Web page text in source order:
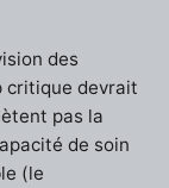
des
critique devrait
pas la
de soin
(le